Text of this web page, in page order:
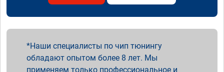
Наши специалисты по чип тюнингу
обладают опытом более 8 лет. Мы
применяем только профессиональное и